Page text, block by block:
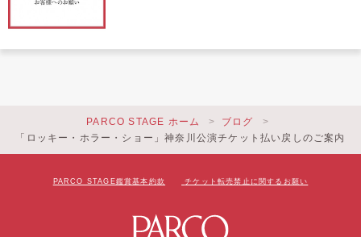
PARCO STAGE ホーム
ブログ
「ロッキー・ホラー・ショー」神奈川公演チケット払い戻しのご案内
PARCO STAGE鑑賞基本約款 チケット転売禁止に関するお願い